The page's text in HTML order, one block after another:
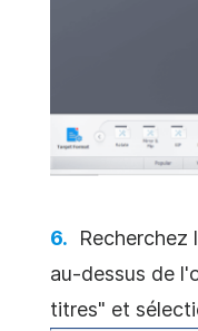
au-dessus de
titres" et